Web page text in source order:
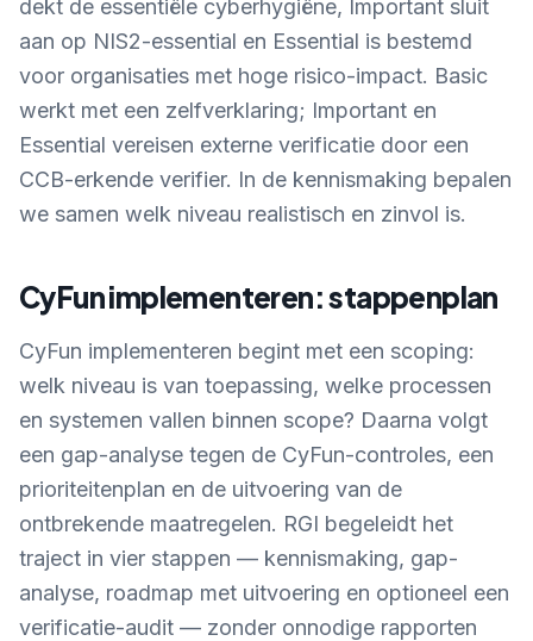
dekt de essentiële cyberhygiëne, Important sluit
aan op NIS2-essential en Essential is bestemd
voor organisaties met hoge risico-impact. Basic
werkt met een zelfverklaring; Important en
Essential vereisen externe verificatie door een
CCB-erkende verifier. In de kennismaking bepalen
we samen welk niveau realistisch en zinvol is.
CyFun implementeren: stappenplan
CyFun implementeren begint met een scoping:
welk niveau is van toepassing, welke processen
en systemen vallen binnen scope? Daarna volgt
een gap-analyse tegen de CyFun-controles, een
prioriteitenplan en de uitvoering van de
ontbrekende maatregelen. RGI begeleidt het
traject in vier stappen — kennismaking, gap-
analyse, roadmap met uitvoering en optioneel een
verificatie-audit — zonder onnodige rapporten